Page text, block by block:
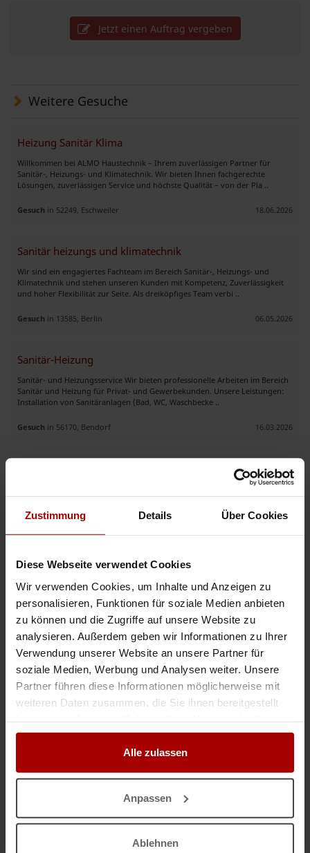
Zustimmung Details Über Cookies
Diese Webseite verwendet Cookies
Wir verwenden Cookies, um Inhalte und Anzeigen zu
personalisieren, Funktionen für soziale Medien anbieten
zu können und die Zugriffe auf unsere Website zu
analysieren. Außerdem geben wir Informationen zu Ihrer
Verwendung unserer Website an unsere Partner für
soziale Medien, Werbung und Analysen weiter. Unsere
Partner führen diese Informationen möglicherweise mit
weiteren Daten zusammen, die Sie ihnen bereitgestellt
gesammelt haben.
Alle zulassen
Anpassen
Ablehnen
Jetzt einen Auftrag vergeben
Weitere Gesuche
Heizung Sanitär Klima
Willkommen bei ALMO Haustechnik – Ihrem zuverlässigen Partner für
Sanitär-, Heizungs- und Klimatechnik. Wir bieten Ihnen fachgerechte
Lösungen, zuverlässigen Service und höchste Qualität – von der Pla ..
Gesuch in 52249, Eschweiler 18.06.2026
Sanitär heizungs und klimatechnik
Wir sind ein engagiertes Fachteam im Bereich Sanitär-, Heizungs- und
Klimatechnik und stehen unseren Kunden mit Kompetenz, Zuverlässigkeit
und hoher Flexibilität zur Seite. Als dreiköpfiges Team verbi ..
Gesuch in 13585, Berlin 06.05.2026
Sanitär-Heizung
Sanitär- und Heizungsservice Wir bieten professionelle Arbeiten im Bereich
Sanitär und Heizung für Privat- und Gewerbekunden. Unsere Leistungen:
Installation von Sanitäranlagen (Bad, WC, Waschbecke ..
Gesuch in 56170, Bendorf 16.03.2026
Heizungs- und Sanitärmontage, Steigstrangsanierung, Wärmepumpen,
Badsanierung,...........................................................................................................
............... ..
Gesuchin 09579, Grünhainichen 08.03.2026
folgende Leistungen an: • Sanitär- und Installateurarbeiten •
Elektroinstallationen • Maurerarbeiten • Malerarbeite ..
Gesuch
Nicht das passende Gesuch?
Dann lassen Sie sichkostenlosvon Unternehmen finden:
Jetzt einen Auftrag vergeben.